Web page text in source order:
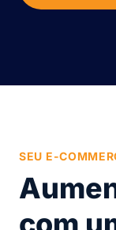
SEU E-